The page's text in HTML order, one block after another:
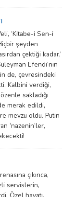
‘Kitabe-i Sen-i
şeyden
çektiği kadar,’
Efendi’nin
de, çevresindeki
Kalbini verdiği,
sakladığı
merak edildi,
mevzu oldu. Putin
‘nazenin’ler,
çıkınca,
servislerin,
Özel hayatı,